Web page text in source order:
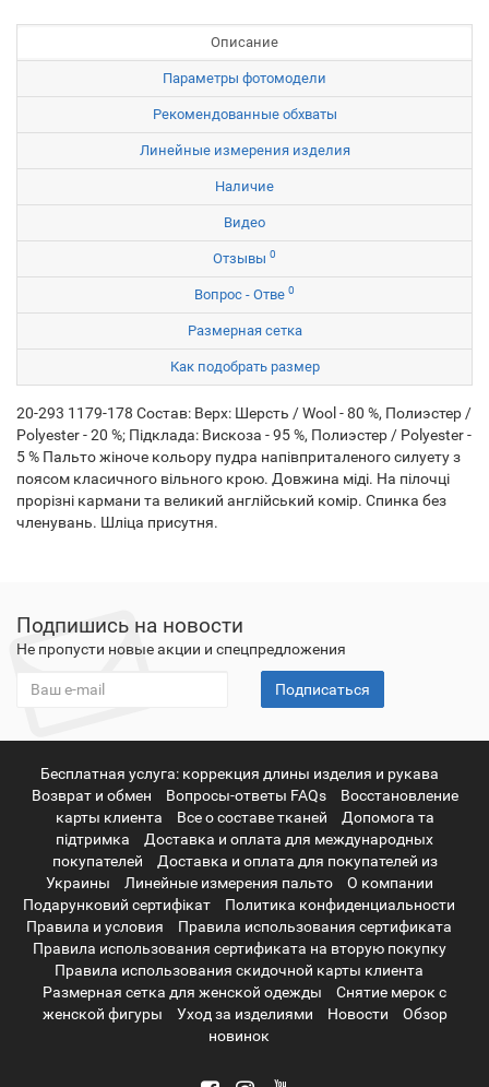
Описание
Параметры фотомодели
Рекомендованные обхваты
Линейные измерения изделия
Наличие
Видео
Отзывы 0
Вопрос - Отве 0
Размерная сетка
Как подобрать размер
20-293 1179-178 Состав: Верх: Шерсть / Wool - 80 %, Полиэстер /
Polyester - 20 %; Підклада: Вискоза - 95 %, Полиэстер / Polyester -
5 % Пальто жіноче кольору пудра напівприталеного силуету з
поясом класичного вільного крою. Довжина міді. На пілочці
прорізні кармани та великий англійський комір. Спинка без
членувань. Шліца присутня.
Подпишись на новости
Не пропусти новые акции и спецпредложения
Подписаться
Бесплатная услуга: коррекция длины изделия и рукава
Возврат и обмен
Вопросы-ответы FAQs
Восстановление
карты клиента
Все о составе тканей
Допомога та
підтримка
Доставка и оплата для международных
покупателей
Доставка и оплата для покупателей из
Украины
Линейные измерения пальто
О компании
Подарунковий сертифікат
Политика конфиденциальности
Правила и условия
Правила использования сертификата
Правила использования сертификата на вторую покупку
Правила использования скидочной карты клиента
Размерная сетка для женской одежды
Снятие мерок с
женской фигуры
Уход за изделиями Новости
Обзор
новинок